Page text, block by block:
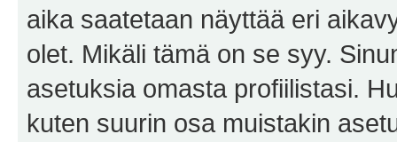
aika saatetaan näyttää eri
olet. Mikäli tämä on se syy.
asetuksia omasta profiilistasi.
kuten suurin osa muistakin